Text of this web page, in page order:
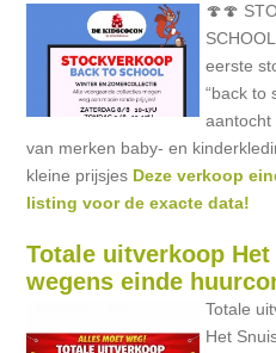
🍄🍄
eerste
“back to
aantocht
van merken baby- en
kleine prijsjes Deze verkoop
listing voor de exacte data!
Totale uitverkoop
wegens einde
Totale
Het